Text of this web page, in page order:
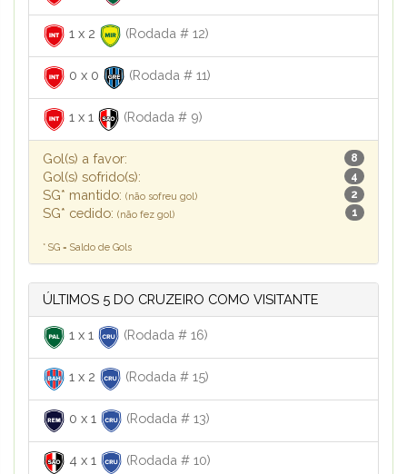
1 x 2 (Rodada # 12)
0 x 0 (Rodada # 11)
1 x 1 (Rodada # 9)
Gol(s) a favor: 8
Gol(s) sofrido(s): 4
SG* mantido: (não sofreu gol) 2
SG* cedido: (não fez gol) 1
* SG = Saldo de Gols
ÚLTIMOS 5 DO CRUZEIRO COMO VISITANTE
1 x 1 (Rodada # 16)
1 x 2 (Rodada # 15)
0 x 1 (Rodada # 13)
4 x 1 (Rodada # 10)